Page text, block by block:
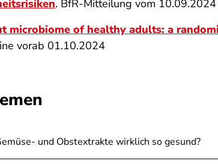
. BfR-Mitteilung vom 10.09.2024
of healthy adults: a
vorab 01.10.2024
und Obstextrakte wirklich so gesund?